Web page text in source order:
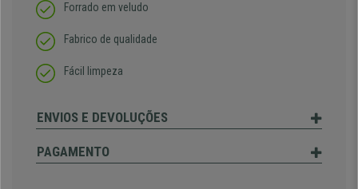
Forrado em veludo
Fabrico de qualidade
Fácil limpeza
ENVIOS E DEVOLUÇÕES
PAGAMENTO